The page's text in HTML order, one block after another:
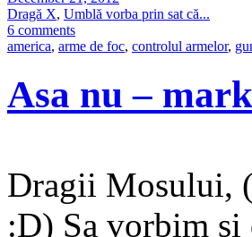
Dragă X, Umblă vorba prin sat că...
6 comments
america, arme de foc, controlul armelor,
Asa nu –
Dragii Mosului,
:D) Sa vorbim si